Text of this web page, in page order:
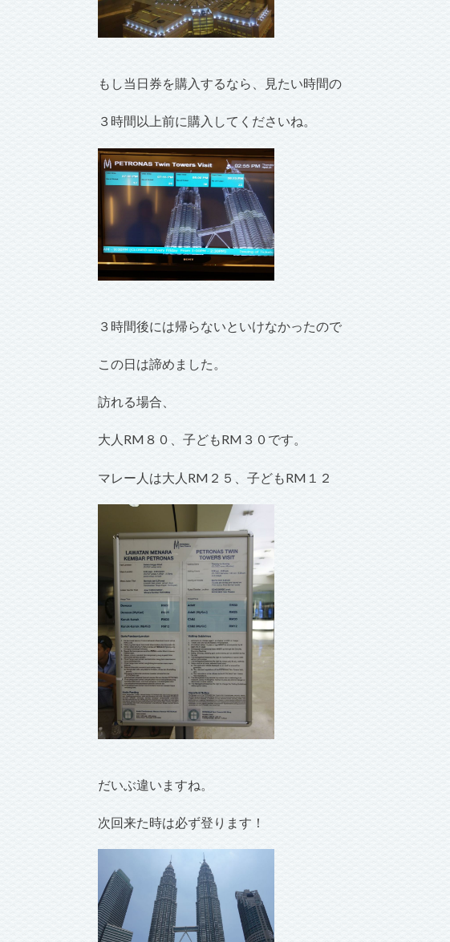
もし当日券を購入するなら、見たい時間の
３時間以上前に購入してくださいね。
３時間後には帰らないといけなかったので
この日は諦めました。
訪れる場合、
大人RM８０、子どもRM３０です。
マレー人は大人RM２５、子どもRM１２
だいぶ違いますね。
次回来た時は必ず登ります！